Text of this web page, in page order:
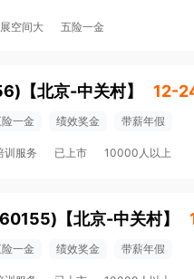
空间大 五险一金
【北京-中关村】 12-
一金 绩效奖金 带薪年假
训服务 已上市 10000人以上
【北京-中关村】
一金 绩效奖金 带薪年假